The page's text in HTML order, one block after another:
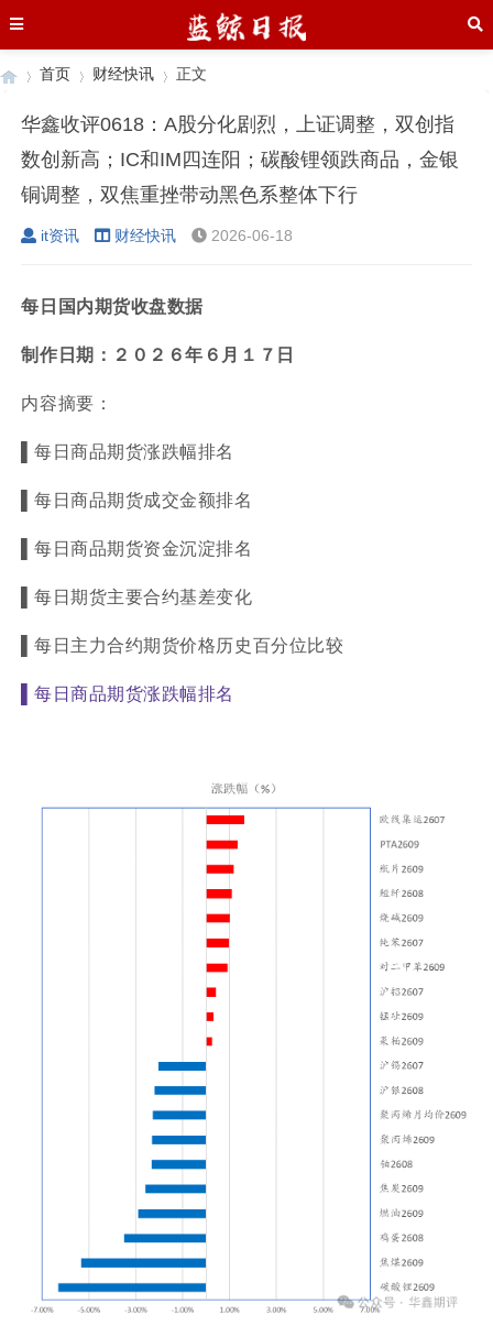
›
首页
›
财经快讯
›
正文
华鑫收评0618：A股分化剧烈，上证调整，双创指
数创新高；IC和IM四连阳；碳酸锂领跌商品，金银
铜调整，双焦重挫带动黑色系整体下行
it资讯 财经快讯 2026-06-18
每日国内期货收盘数据
制作日期： ２０２６年 ６ 月 １７ 日
内容摘要：
▌每日商品期货涨跌幅排名
▌每日商品期货成交金额排名
▌每日商品期货资金沉淀排名
▌每日期货主要合约基差变化
▌每日主力合约期货价格历史百分位比较
▌每日商品期货涨跌幅排名